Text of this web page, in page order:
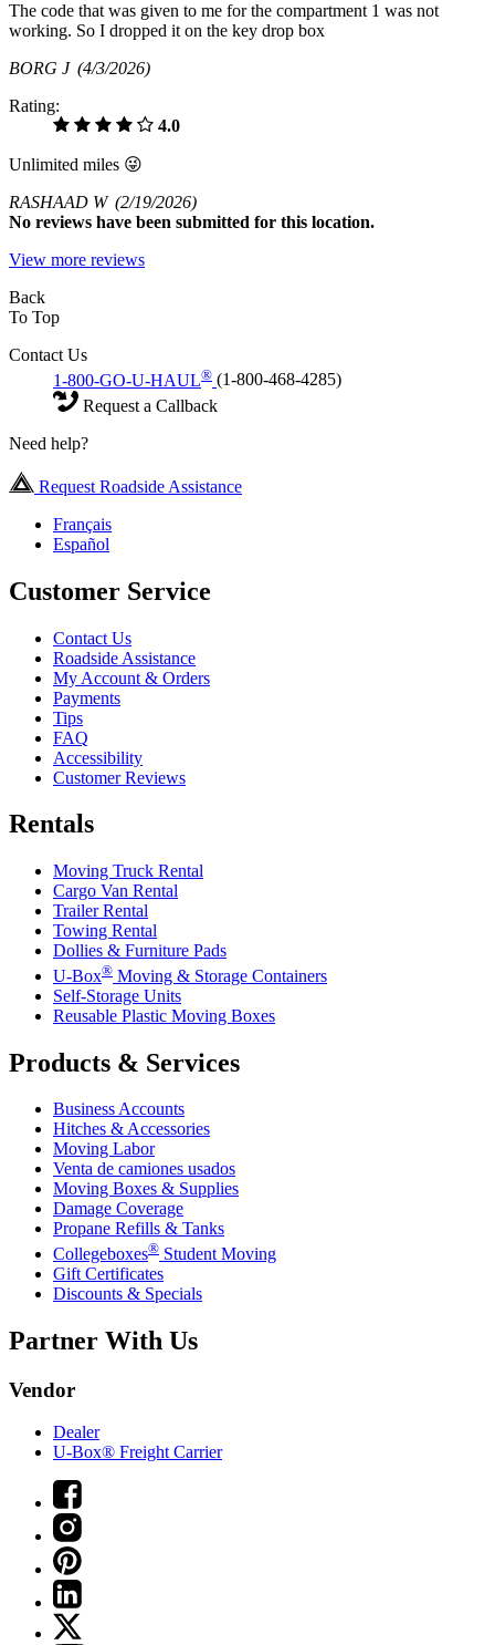
The code that was given to me for the compartment 1 was not
working. So I dropped it on the key drop box
BORG J (4/3/2026)
Rating:
4.0
Unlimited miles 😜
RASHAAD W (2/19/2026)
No reviews have been submitted for this location.
View more reviews
Back
To Top
Contact Us
1-800-GO-U-HAUL® (1-800-468-4285)
Request a Callback
Need help?
Request Roadside Assistance
Français
Español
Customer Service
Contact Us
Roadside Assistance
My Account & Orders
Payments
Tips
FAQ
Accessibility
Customer Reviews
Rentals
Moving Truck Rental
Cargo Van Rental
Trailer Rental
Towing Rental
Dollies & Furniture Pads
U-Box® Moving & Storage Containers
Self-Storage Units
Reusable Plastic Moving Boxes
Products & Services
Business Accounts
Hitches & Accessories
Moving Labor
Venta de camiones usados
Moving Boxes & Supplies
Damage Coverage
Propane Refills & Tanks
Collegeboxes® Student Moving
Gift Certificates
Discounts & Specials
Partner With Us
Vendor
Dealer
U-Box® Freight Carrier